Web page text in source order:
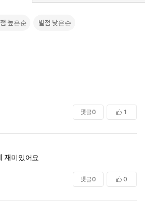
높은순 별점 낮은순
댓글0 1
재미있어요
댓글0 0